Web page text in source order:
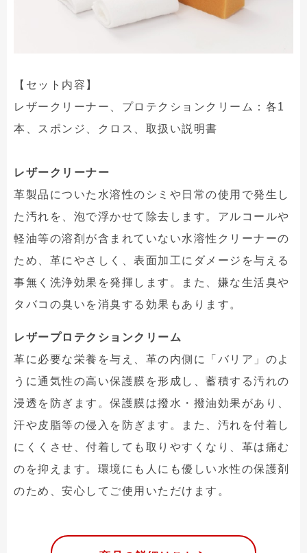
【セット内容】
レザークリーナー、プロテクションクリーム：各1
本、スポンジ、クロス、取扱い説明書
レザークリーナー
革製品についた水溶性のシミや日常の使用で発生し
た汚れを、泡で浮かせて除去します。アルコールや
軽油等の溶剤が含まれていない水溶性クリーナーの
ため、革にやさしく、表面加工にダメージを与える
事無く洗浄効果を発揮します。また、嫌な生活臭や
タバコの臭いを消臭する効果もあります。
レザープロテクションクリーム
革に必要な栄養を与え、革の内側に「バリア」のよ
うに通気性の高い保護膜を形成し、蓄積する汚れの
浸透を防ぎます。保護膜は撥水・撥油効果があり、
汗や皮脂等の侵入を防ぎます。また、汚れを付着し
にくくさせ、付着しても取りやすくなり、革は痛む
のを抑えます。環境にも人にも優しい水性の保護剤
のため、安心してご使用いただけます。